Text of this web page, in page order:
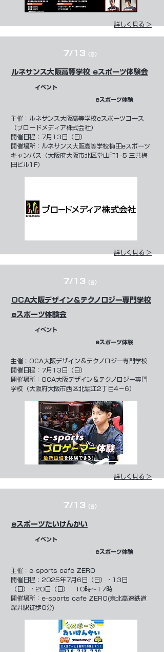
詳しく見る >
7/13 （日）
ルネサンス大阪高等学校 eスポーツ体験会
イベント
eスポーツ体験
​主催： ルネサンス大阪高等学校eスポーツコース
（ブロードメディア株式会社）
開催日程：7月13日（日）
開催場所：ルネサンス大阪高等学校梅田eスポーツ
キャンパス（大阪府大阪市北区堂山町1-5 三共梅
田ビル1F）
詳しく見る >
7/13 （日）
OCA大阪デザイン＆テクノロジー専門学校
eスポーツ体験会
イベント
eスポーツ体験
​主催： OCA大阪デザイン＆テクノロジー専門学校
開催日程： 7月13日（日）
開催場所：OCA大阪デザイン＆テクノロジー専門
学校（大阪府大阪市西区北堀江2丁目4−6）
詳しく見る >
7/13 （日）
eスポーツたいけんかい
イベント
eスポーツ体験
​主催： e-sports cafe ZERO
開催日程：2025年7月6日（日）・13日
（日）・20日（日） 10時～17時
開催場所：e-sports cafe ZERO(泉北高速鉄道
深井駅徒歩0分)